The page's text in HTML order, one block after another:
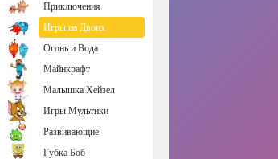
Приключения
Игры на Двоих
Огонь и Вода
Майнкрафт
Малышка Хейзел
Игры Мультики
Развивающие
Губка Боб